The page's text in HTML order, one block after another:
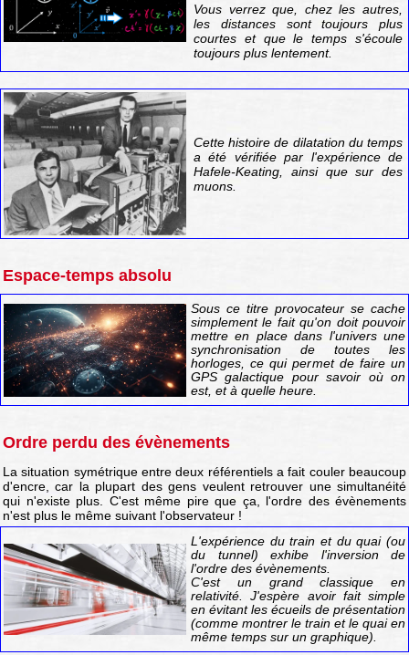
Vous verrez que, chez les autres,
les distances sont toujours plus
courtes et que le temps s'écoule
toujours plus lentement.
Cette histoire de dilatation du temps
a été vérifiée par l'expérience de
Hafele-Keating, ainsi que sur des
muons.
Espace-temps absolu
Sous ce titre provocateur se cache
simplement le fait qu'on doit pouvoir
mettre en place dans l'univers une
synchronisation de toutes les
horloges, ce qui permet de faire un
GPS galactique pour savoir où on
est, et à quelle heure.
Ordre perdu des évènements
La situation symétrique entre deux référentiels a fait couler beaucoup
d'encre, car la plupart des gens veulent retrouver une simultanéité
qui n'existe plus. C'est même pire que ça, l'ordre des évènements
n'est plus le même suivant l'observateur !
L'expérience du train et du quai (ou
du tunnel) exhibe l'inversion de
l'ordre des évènements.
C'est un grand classique en
relativité. J'espère avoir fait simple
en évitant les écueils de présentation
(comme montrer le train et le quai en
même temps sur un graphique).